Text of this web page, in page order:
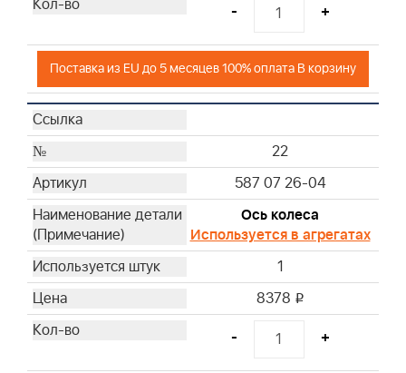
- +
Поставка из EU до 5 месяцев 100% оплата В корзину
22
587 07 26-04
Ось колеса
Используется в агрегатах
1
8378 i
- +